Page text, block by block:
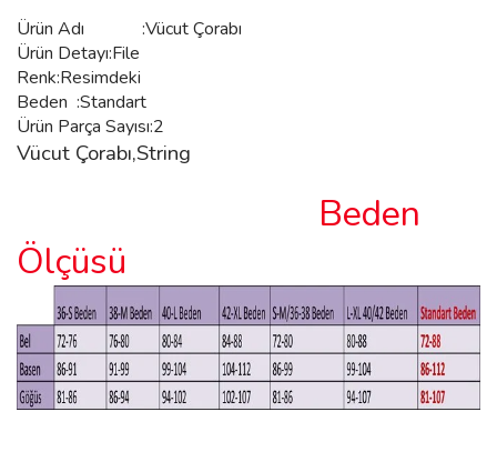
Ürün Adı :VücutÇorabı
Ürün Detayı:File
Renk:Resimdeki
Beden :Standart
Ürün Parça Sayısı:2
Vücut Çorabı,String
Beden
Ölçüsü